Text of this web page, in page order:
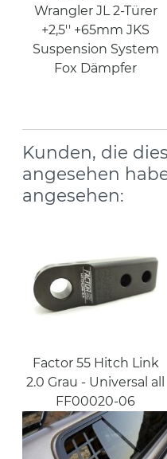
Wrangler JL 2-Türer
+2,5'' +65mm JKS
Suspension System
Fox Dämpfer
Kunden, die
angesehen
angesehen:
Factor 55 Hitch Link
2.0 Grau - Universal all
FF00020-06